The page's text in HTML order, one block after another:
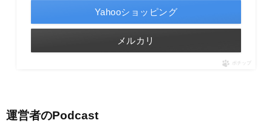
Yahooショッピング
メルカリ
ポチップ
運営者のPodcast